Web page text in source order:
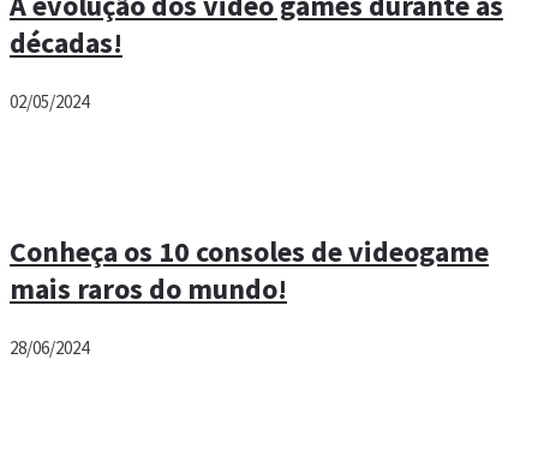
décadas!
02/05/2024
Conheça os 10 consoles de videogame
mais raros do mundo!
28/06/2024